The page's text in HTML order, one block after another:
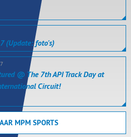
(Update: foto's)
@ The 7th API Track Day at
Circuit!
MPM SPORTS